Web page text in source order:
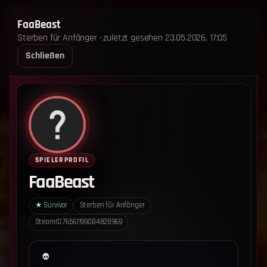
STERBEN FÜR ANFÄNGER
STARTSEITE
ANKÜNDIGUNGEN
LOGIN
‹ Zurück zum Leaderboard
FaaBeast
Sterben für Anfänger · zuletzt gesehen 23.05.2026, 17:05
Schließen
SPIELERPROFIL
FaaBeast
★ Survivor
Sterben für Anfänger
SteamID76561199084828969
ImpressumDatenschutz
Cookie-Einstellungen
Sterben für Anfänger - Alle Rechte vorbehalten.
Datenschutz-Einstellungen